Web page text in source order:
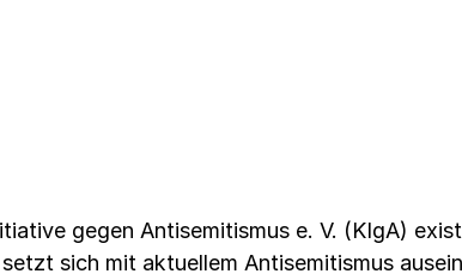
gegen Antisemitismus e. V. (KIgA)
sich mit aktuellem Antisemitismus